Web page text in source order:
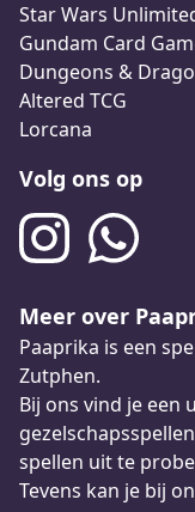
Star Wars
Gundam Card
Dungeons &
Altered TCG
Lorcana
Volg ons op
Meer over
Paaprika is een
Zutphen.
Bij ons vind je een
spellen uit te
Tevens kan je bij